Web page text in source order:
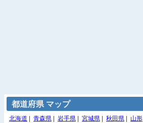
都道府県 マップ
北海道 青森県 岩手県 宮城県 秋田県
山形